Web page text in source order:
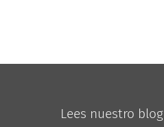
Lees nuestro blog